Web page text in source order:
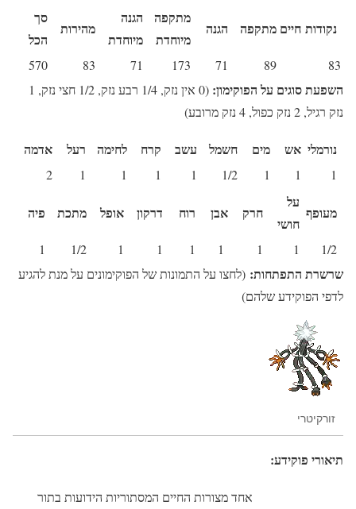
נקודות חיים מתקפה הגנה
מתקפה
מיוחדת
הגנה
מיוחדת
מהירות
סך
הכל
83
89
71
173
71
83
570
השפעת סוגים על הפוקימון:
(0 אין נזק, 1/4 רבע נזק, 1/2 חצי נזק, 1
נזק רגיל, 2 נזק כפול, 4 נזק מרובע)
נורמלי אש מים חשמל עשב קרח לחימה רעל אדמה
1
1
1/2
1
1
1
1
2
מעופף
על
חושי
חרק אבן רוח דרקון אופל מתכת פיה
1
1
1
1
1
1/2
1
שרשרת התפתחות: (לחצו על התמונות של הפוקימונים על מנת להגיע
לדפי הפוקידע שלהם)
זורקיטרי
תיאורי פוקידע:
אחד מצורות החיים המסתוריות הידועות בתור